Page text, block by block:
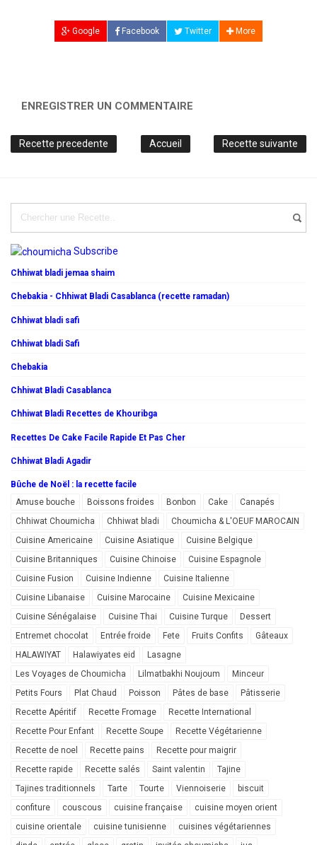
Google Facebook Twitter More
ENREGISTRER UN COMMENTAIRE
Recette precedente Recette suivante
Accueil
Subscribe
Chhiwat bladi jemaa shaim
Chebakia - Chhiwat Bladi Casablanca (recette ramadan)
Chhiwat bladi safi
Chhiwat bladi Safi
Chebakia
Chhiwat Bladi Casablanca
Chhiwat Bladi Recettes de Khouribga
Recettes De Cake Facile Rapide Et Pas Cher
Chhiwat Bladi Agadir
Bûche de Noël : la recette facile
Amuse bouche
Boissons froides Bonbon Cake
Canapés
Chhiwat Choumicha
Chhiwat bladi
Choumicha & L'OEUF MAROCAIN
Cuisine Americaine
Cuisine Asiatique
Cuisine Belgique
Cuisine Britanniques
Cuisine Chinoise
Cuisine Espagnole
Cuisine Fusion
Cuisine Indienne
Cuisine Italienne
Cuisine Libanaise
Cuisine Marocaine
Cuisine Mexicaine
Cuisine Sénégalaise
Cuisine Thai Cuisine Turque
Dessert
Entremet chocolat
Entrée froide Fete Fruits Confits
Gâteaux
HALAWIYAT
Halawiyates eid
Lasagne
Les Voyages de Choumicha
Lilmatbakhi Noujoum
Minceur
Petits Fours
Plat Chaud Poisson Pâtes de base
Pâtisserie
Recette Apéritif
Recette Fromage
Recette International
Recette Pour Enfant
Recette Soupe
Recette Végétarienne
Recette de noel
Recette pains
Recette pour maigrir
Recette rapide
Recette salés Saint valentin
Tajine
Tajines traditionnels
Tarte Tourte Viennoiserie
biscuit
confiture
couscous cuisine française
cuisine moyen orient
cuisine orientale
cuisine tunisienne
cuisines végétariennes